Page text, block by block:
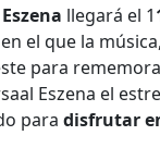
llegará el 1
el que la música,
para
Eszena el
para disfrutar